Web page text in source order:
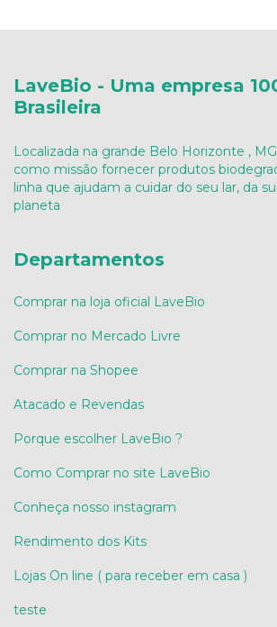
LaveBio - Uma empresa
Brasileira
Localizada na grande Belo Horizonte ,
como missão fornecer produtos
linha que ajudam a cuidar do seu lar, da
planeta
Departamentos
Comprar na loja oficial LaveBio
Comprar no Mercado Livre
Comprar na Shopee
Atacado e Revendas
Porque escolher LaveBio ?
Como Comprar no site LaveBio
Conheça nosso instagram
Rendimento dos Kits
Lojas On line ( para receber em casa )
teste